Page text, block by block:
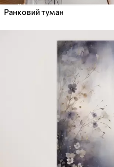
Ранковий туман